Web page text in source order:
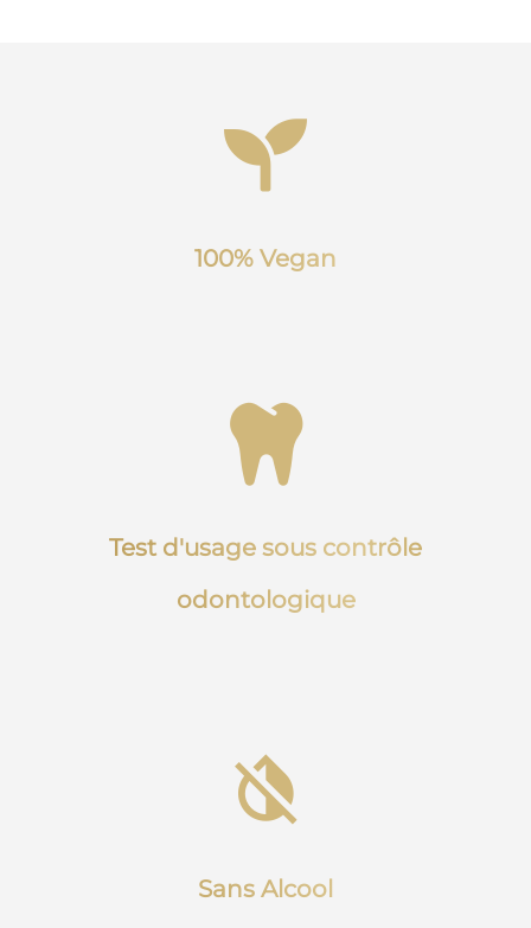
100% Vegan
Test d'usage sous contrôle
odontologique
Sans Alcool